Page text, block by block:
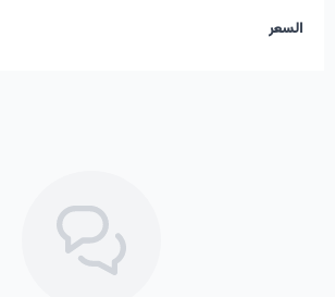
السعر